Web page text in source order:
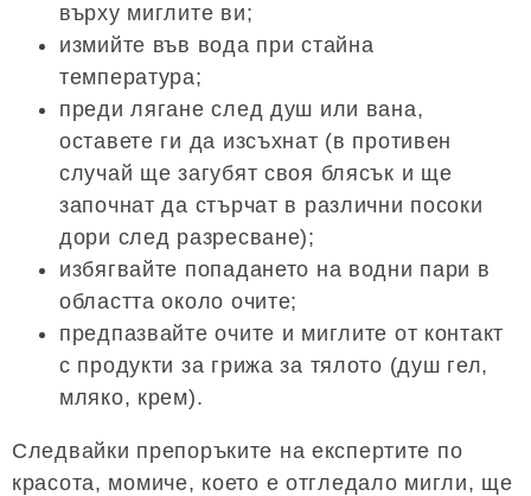
върху миглите ви;
измийте във вода при стайна
температура;
преди лягане след душ или вана,
оставете ги да изсъхнат (в противен
случай ще загубят своя блясък и ще
започнат да стърчат в различни посоки
дори след разресване);
избягвайте попадането на водни пари в
областта около очите;
предпазвайте очите и миглите от контакт
с продукти за грижа за тялото (душ гел,
мляко, крем).
Следвайки препоръките на експертите по
красота, момиче, което е отгледало мигли, ще